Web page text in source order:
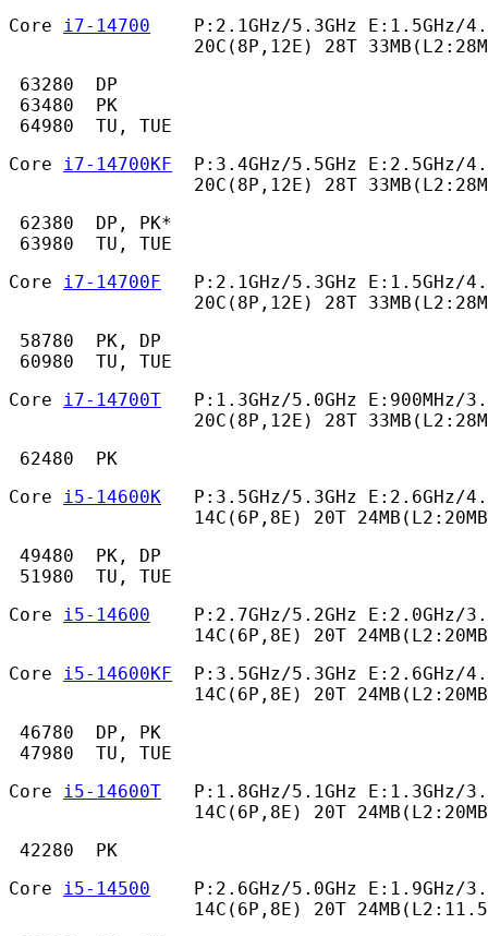
Core i7-14700
P:2.1GHz/5.3GHz E:1.5GHz/
20C(8P,12E) 28T
63280  DP
63480  PK
64980  TU, TUE
Core i7-14700KF
P:3.4GHz/5.5GHz E:2.5GHz/
20C(8P,12E) 28T
62380  DP, PK*
63980  TU, TUE
Core i7-14700F
P:2.1GHz/5.3GHz E:1.5GHz/
20C(8P,12E) 28T
58780  PK, DP
60980  TU, TUE
Core i7-14700T
P:1.3GHz/5.0GHz E:900MHz/
20C(8P,12E) 28T
62480  PK
Core i5-14600K
P:3.5GHz/5.3GHz E:2.6GHz/
14C(6P,8E) 20T
49480  PK, DP
51980  TU, TUE
Core i5-14600
P:2.7GHz/5.2GHz E:2.0GHz/
14C(6P,8E) 20T
Core i5-14600KF
P:3.5GHz/5.3GHz E:2.6GHz/
14C(6P,8E) 20T
46780  DP, PK
47980  TU, TUE
Core i5-14600T
P:1.8GHz/5.1GHz E:1.3GHz/
14C(6P,8E) 20T
42280  PK
Core i5-14500
P:2.6GHz/5.0GHz E:1.9GHz/
14C(6P,8E) 20T